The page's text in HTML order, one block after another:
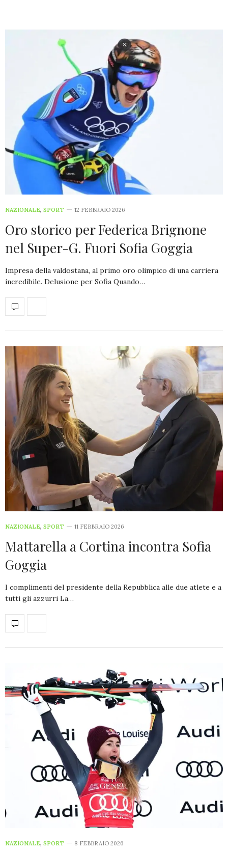
NAZIONALE, SPORT 12 FEBBRAIO 2026
Oro storico per Federica Brignone
nel Super-G. Fuori Sofia Goggia
Impresa della valdostana, al primo oro olimpico di una carriera
incredibile. Delusione per Sofia Quando…
NAZIONALE, SPORT 11 FEBBRAIO 2026
Mattarella a Cortina incontra Sofia
Goggia
I complimenti del presidente della Repubblica alle due atlete e a
tutti gli azzurri La…
NAZIONALE, SPORT 8 FEBBRAIO 2026